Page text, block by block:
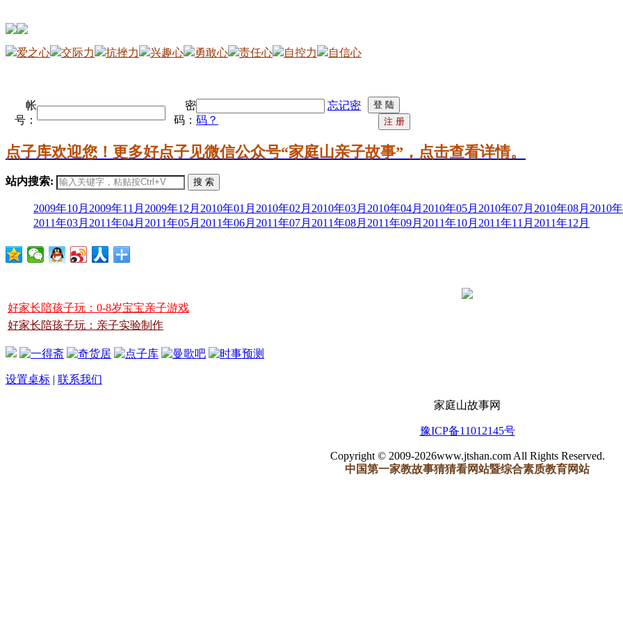
爱之心 交际力 抗挫力 兴趣心 勇敢心 责任心 自控力 自信心
帐
号：
密
码：
忘记密
码？
点子库欢迎您！更多好点子见微信公众号“家庭山亲子故事”，点击查看详情。
站内搜索: 搜 索
2009年10月 2009年11月 2009年12月 2010年01月 2010年02月 2010年03月 2010年04月 2010年05月 2010年07月 2010年08月 2010
2011年03月 2011年04月 2011年05月 2011年06月 2011年07月 2011年08月 2011年09月 2011年10月 2011年11月 2011年12月
好家长陪孩子玩：0-8岁宝宝亲子游戏
好家长陪孩子玩：亲子实验制作
设置桌标 | 联系我们
家庭山故事网
豫ICP备11012145号
Copyright © 2009-2026www.jtshan.com All Rights Reserved.
中国第一家教故事猜猜看网站暨综合素质教育网站